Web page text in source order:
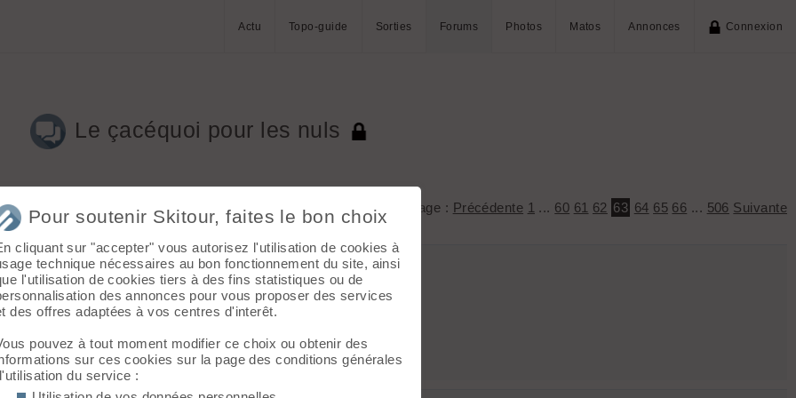
Actu Topo-guide Sorties Forums Photos Matos Annonces Connexion
Le çacéquoi pour les nuls
Aller à la page : Précédente 1 ... 60 61 62 63 64 65 66 ... 506 Suivante
trop nuls 😜
et on est aussi plus près des molaires que du coup de sabre.
Pour soutenir Skitour, faites le bon choix
cliquant sur "accepter" vous autorisez l'utilisation de cookies à
technique nécessaires au bon fonctionnement du site, ainsi
l'utilisation de cookies tiers à des fins statistiques ou de
des annonces pour vous proposer des services
des offres adaptées à vos centres d'interêt.
pouvez à tout moment modifier ce choix ou obtenir des
sur ces cookies sur la page des conditions générales
du service :